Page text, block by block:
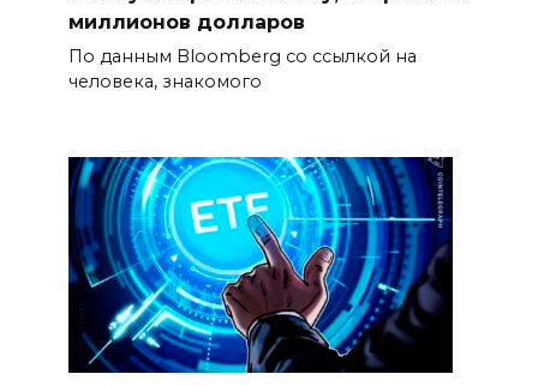
миллионов долларов
По данным Bloomberg со ссылкой на
человека, знакомого